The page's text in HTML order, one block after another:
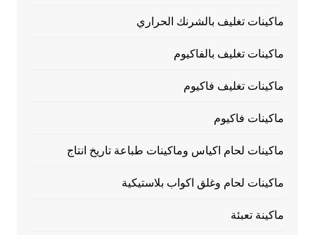
ماكينات تغليف بالشرنك الحراري
ماكينات تغليف بالفاكيوم
ماكينات تغليف فاكيوم
ماكينات فاكيوم
ماكينات لحام اكياس وماكينات طباعة تاريخ انتاج
ماكينات لحام وغلق اكواب بلاستيكية
ماكينة تعبئة